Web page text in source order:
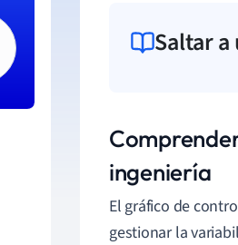
Saltar
ingeniería
El gráfico de
gestionar la